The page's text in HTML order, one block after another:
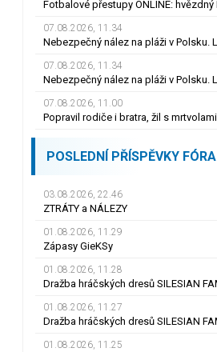
07.08.2026, 11.34
07.08.2026, 11.34
07.08.2026, 11.00
POSLEDNÍ PŘÍSPĚVKY FÓRA
03.08.2026, 22.46
ZTRÁTY a NÁLEZY
01.08.2026, 11.29
Zápasy GieKSy
01.08.2026, 11.28
01.08.2026, 11.27
01.08.2026, 11.25